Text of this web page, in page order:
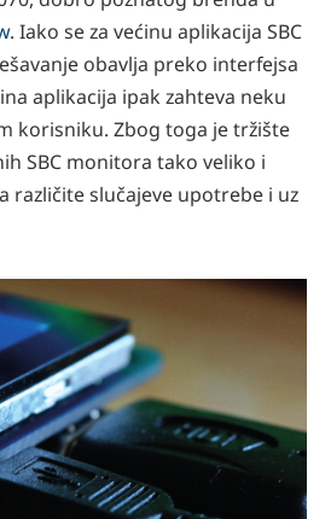
. Iako se za većinu aplikacija SBC
obavlja preko interfejsa
aplikacija ipak zahteva neku
korisniku. Zbog toga je tržište
SBC monitora tako veliko i
različite slučajeve upotrebe i uz